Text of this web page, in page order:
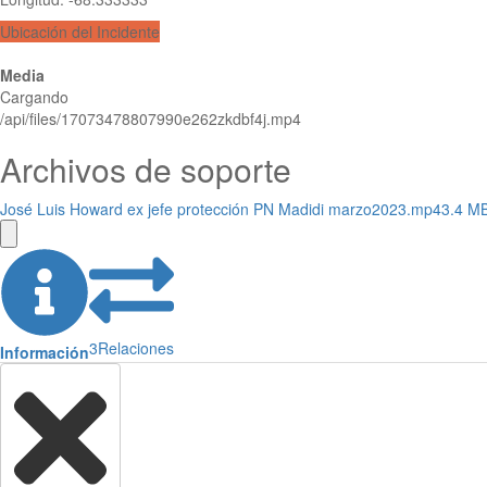
Ubicación del Incidente
Media
Cargando
/api/files/17073478807990e262zkdbf4j.mp4
Archivos de soporte
José Luis Howard ex jefe protección PN Madidi marzo2023.mp43.4
Información3Relaciones